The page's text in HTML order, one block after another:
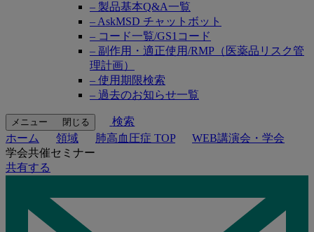
– 製品基本Q&A一覧
– AskMSD チャットボット
– コード一覧/GS1コード
– 副作用・適正使用/RMP（医薬品リスク管
理計画）
– 使用期限検索
– 過去のお知らせ一覧
メニュー 閉じる
検索
ホーム
領域 肺高血圧症 TOP
WEB講演会・学会
学会共催セミナー
共有する